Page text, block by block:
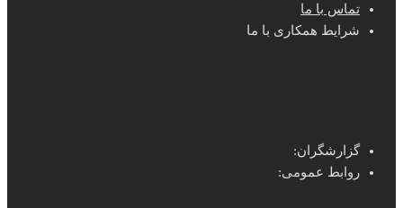
تماس با ما
شرایط همکاری با ما
گزارشگران:
روابط عمومی: